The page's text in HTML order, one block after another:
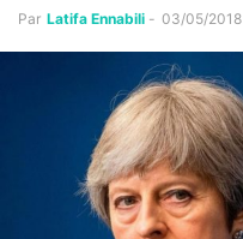
Par Latifa Ennabili - 03/05/2018